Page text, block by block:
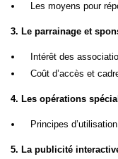
Les moyens pour
3. Le parrainage et
Intérêt des
Coût d’accès et
4. Les opérations
Principes
5. La publicité